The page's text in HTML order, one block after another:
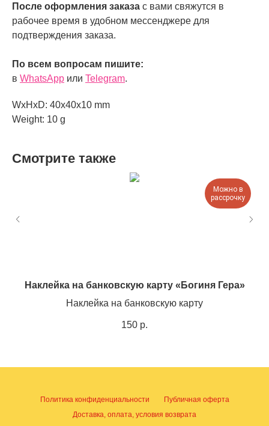
После оформления заказа с вами свяжутся в
рабочее время в удобном мессенджере для
подтверждения заказа.
По всем вопросам пишите:
в WhatsApp или Telegram.
WxHxD: 40x40x10 mm
Weight: 10 g
Смотрите также
Можно в
рассрочку
Наклейка на банковскую карту «Богиня Гера»
Наклейка на банковскую карту
150 р.
Политика конфиденциальности
Публичная оферта
Доставка, оплата, условия возврата